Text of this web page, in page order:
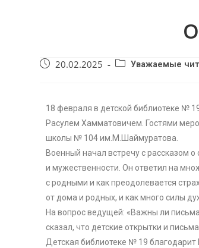
20.02.2025 Уважаемые
18 февраля в детской библиотеке №
Расулем Хамматовичем. Гостями
школы № 104 им.М.Шаймуратова.
Военный начал встречу с рассказом
и мужественности. Он ответил на
с родными и как преодолевается
от дома и родных, и как много силы
На вопрос ведущей: «Важны ли
сказал, что детские открытки и
Детская библиотеке № 19 благодарит